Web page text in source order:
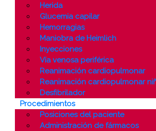
Herida
Glucemia capilar
Hemorragias
Maniobra de Heimlich
Inyecciones
Vía venosa periférica
Reanimación cardiopulmonar
Reanimación cardiopulmonar
Desfibrilador
Procedimientos
Posiciones del paciente
Administración de fármacos